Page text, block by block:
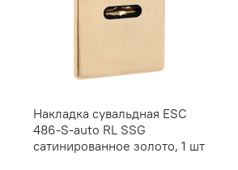
Накладка сувальдная ESC
486-S-auto RL SSG
сатинированное золото, 1 шт